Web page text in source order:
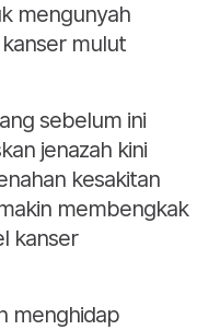
mengunyah
mulut
sebelum ini
jenazah kini
kesakitan
membengkak
kanser
menghidap